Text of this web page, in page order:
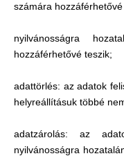
számára
nyilvánosságra
hozzáférhetővé teszik;
adattörlés: az adatok
helyreállításuk többé
adatzárolás: az
nyilvánosságra